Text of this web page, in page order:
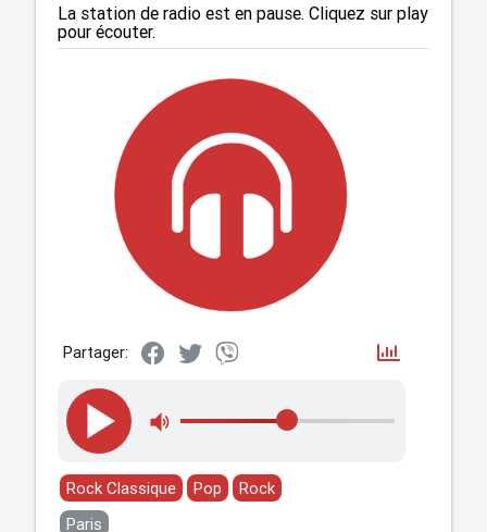
La station de radio est en pause. Cliquez sur play
pour écouter.
Partager:
Rock Classique Pop
Rock
Paris